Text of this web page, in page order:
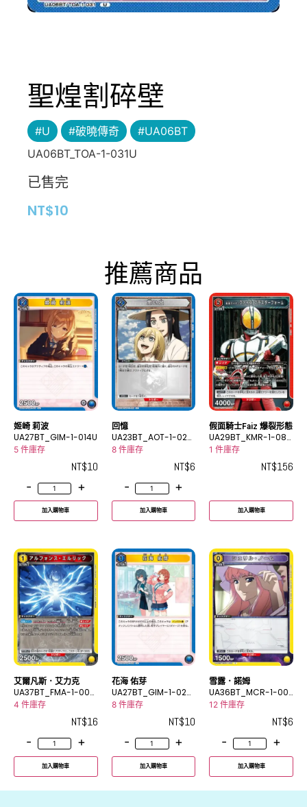
聖煌割碎壁
#U #破曉傳奇
#UA06BT
UA06BT_TOA-1-031U
已售完
NT$10
推薦商品
姬崎 莉波
UA27BT_GIM-1-014U
5 件庫存
NT$10
-
+
加入購物車
回憶
UA23BT_AOT-1-029
C
8 件庫存
NT$6
-
+
加入購物車
假面騎士Faiz 爆裂形態
UA29BT_KMR-1-086
SR
1 件庫存
NT$156
加入購物車
艾爾凡斯．艾力克
UA37BT_FMA-1-003
R
4 件庫存
NT$16
-
+
加入購物車
花海 佑芽
UA27BT_GIM-1-026
U
8 件庫存
NT$10
-
+
加入購物車
雪露．諾姆
UA36BT_MCR-1-00
2C
12 件庫存
NT$6
-
+
加入購物車